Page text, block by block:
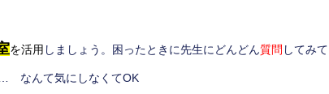
を活用 しましょう。困ったときに先生にどんどん質問 してみ
なんて気にしなくてOK